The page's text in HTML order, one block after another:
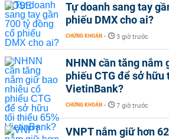
Tự doanh sang tay
phiếu DMX cho ai?
CHỨNG KHOÁN - 3 giờ trước
NHNN cần tăng nắm
phiếu CTG để sở hữu
VietinBank?
CHỨNG KHOÁN - 7 giờ trước
VNPT nắm giữ hơn